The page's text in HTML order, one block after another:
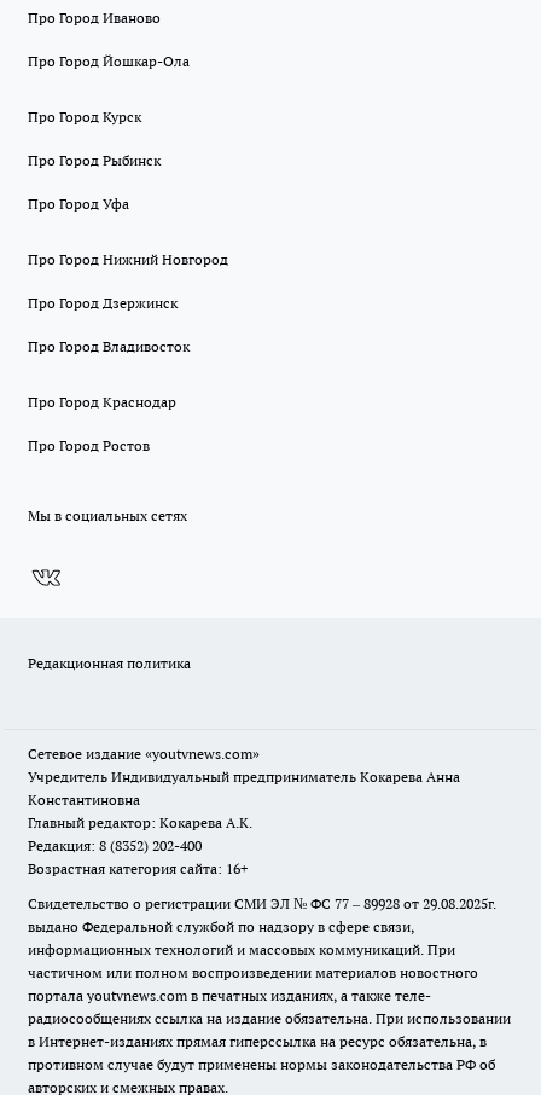
Про Город Иваново
Про Город Йошкар-Ола
Про Город Курск
Про Город Рыбинск
Про Город Уфа
Про Город Нижний Новгород
Про Город Дзержинск
Про Город Владивосток
Про Город Краснодар
Про Город Ростов
Мы в социальных сетях
Редакционная политика
Сетевое издание «youtvnews.com»
Учредитель Индивидуальный предприниматель Кокарева Анна
Константиновна
Главный редактор: Кокарева А.К.
Редакция: 8 (8352) 202-400
Возрастная категория сайта: 16+
Свидетельство о регистрации СМИ ЭЛ № ФС 77 – 89928 от 29.08.2025г.
выдано Федеральной службой по надзору в сфере связи,
информационных технологий и массовых коммуникаций. При
частичном или полном воспроизведении материалов новостного
портала youtvnews.com в печатных изданиях, а также теле-
радиосообщениях ссылка на издание обязательна. При использовании
в Интернет-изданиях прямая гиперссылка на ресурс обязательна, в
противном случае будут применены нормы законодательства РФ об
авторских и смежных правах.